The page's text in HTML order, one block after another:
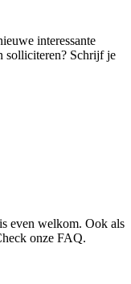
interessante
solliciteren? Schrijf je
even welkom. Ook als
onze FAQ.